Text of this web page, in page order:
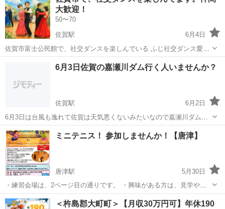
めます。 この度は初心...
大歓迎！
50〜70
佐賀駅
6月4日
佐賀市富士公民館で、社交ダンスを楽しんでいる ふじ社交ダンス愛好
会です 練習日:木曜日 時間:午前10時~12時 練習場:佐賀県佐賀市富士町
古湯 富士公民館大ホール ◎未経験の方、初心者の方！経験者
佐賀駅 その他
6月3日佐賀の嘉瀬川ダム行く人いませんか？
佐賀駅
6月2日
6月3日は台風も逸れて佐賀は天気悪くないみたいなので嘉瀬川ダム行
く人いませんか？
佐賀 佐賀市 その他
ミニテニス！ 参加しませんか！【唐津】
唐津駅
5月30日
・練習会場は、2ページ目の通りです。 ・興味がある方は、見学や体
験参加いただけます。動きやすい服装と室内シューズをご持参のう
え、お気軽にお越しください。 ・何かスポーツを始めたい方や健康維
佐賀 唐津市 唐津駅 スポーツ
＜杵島郡大町町＞【月収30万円可】年休190